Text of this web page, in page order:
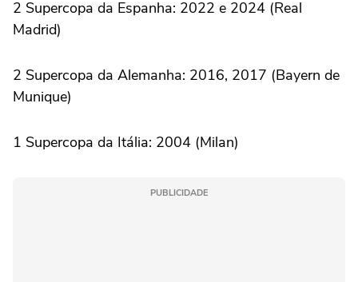
2 Supercopa da Espanha: 2022 e 2024 (Real
Madrid)
2 Supercopa da Alemanha: 2016, 2017 (Bayern de
Munique)
1 Supercopa da Itália: 2004 (Milan)
PUBLICIDADE